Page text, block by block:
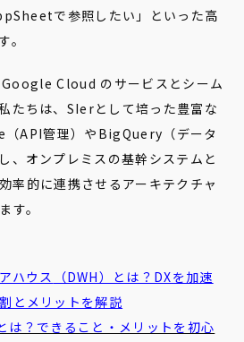
で参照したい」といった高
。
Cloud のサービスとシーム
たちは、SIerとして培った豊富な
API管理）やBigQuery（データ
、オンプレミスの基幹システムと
率的に連携させるアーキテクチャ
す。
ハウス
（DWH）とは？DXを加速
とメリットを解説
は？できること・メリットを初心